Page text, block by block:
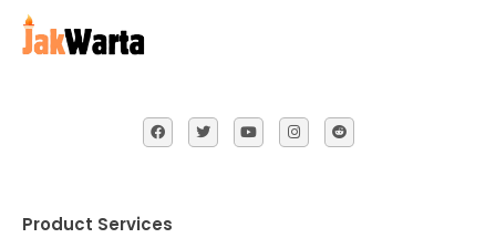
Product Services